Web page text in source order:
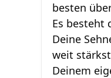
besten
Es besteht
Deine
weit
Deinem